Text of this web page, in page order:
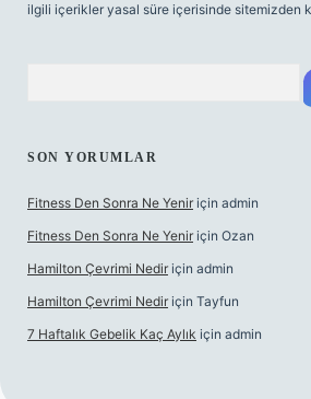
ilgili içerikler yasal süre içerisinde sitemizden
SON YORUMLAR
Fitness Den Sonra Ne Yenir için admin
Fitness Den Sonra Ne Yenir için Ozan
Hamilton Çevrimi Nedir için admin
Hamilton Çevrimi Nedir için Tayfun
7 Haftalık Gebelik Kaç Aylık için admin